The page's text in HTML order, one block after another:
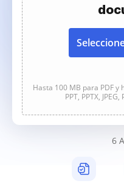
Hasta 100 MB para PDF y
PPT, PPTX, JPEG,
6